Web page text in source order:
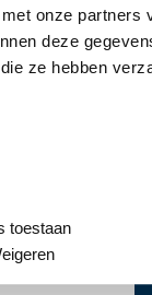
onze partners
deze
ze hebben
toestaan